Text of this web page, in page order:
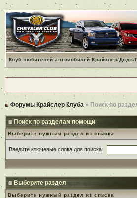
Клуб любителей автомобилей Крайслер/Додж/
Форумы Крайслер Клуба » Поиск по
Поиск по разделам помощи
Выберите нужный раздел из списка
Введите ключевые слова для поиска
Выберите раздел
Выберите нужный раздел из списка